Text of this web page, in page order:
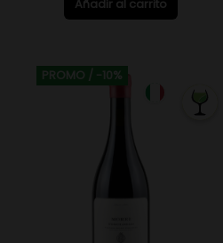
Añadir al carrito
PROMO / -10%